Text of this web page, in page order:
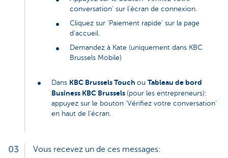
conversation' sur l'écran de connexion.
Cliquez sur 'Paiement rapide' sur la page
d'accueil.
Demandez à Kate (uniquement dans KBC
Brussels Mobile)
Dans KBC Brussels Touch ou Tableau de bord
Business KBC Brussels (pour les entrepreneurs):
appuyez sur le bouton 'Vérifiez votre conversation'
en haut de l'écran.
03 Vous recevez un de ces messages: